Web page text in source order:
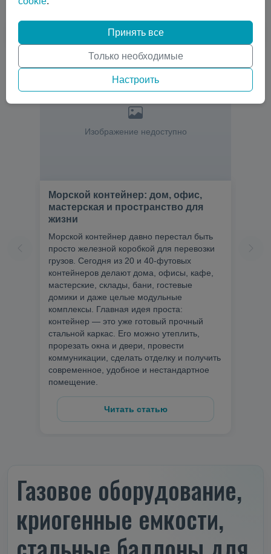
Показать все
Изображение недоступно
Морской контейнер: дом, офис,
мастерская и пространство для
жизни
Морской контейнер давно перестал быть
просто железной коробкой для перевозки
грузов. Сегодня из 20 и 40-футовых
контейнеров делают дома, офисы, кафе,
мастерские, склады, бани, гостевые
домики и даже целые модульные
комплексы. Главная идея проста:
контейнер — это уже готовый прочный
стальной каркас. Его можно утеплить,
прорезать окна и двери, провести
коммуникации, сделать отделку и получить
современное, удобное и нестандартное
помещение.
Читать статью
Газовое оборудование,
криогенные емкости,
Принять все
Только необходимые
Настроить